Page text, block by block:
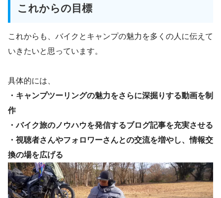
これからの目標
これからも、バイクとキャンプの魅力を多くの人に伝えて
いきたいと思っています。
具体的には、
・キャンプツーリングの魅力をさらに深掘りする動画を制
作
・バイク旅のノウハウを発信するブログ記事を充実させる
・視聴者さんやフォロワーさんとの交流を増やし、情報交
換の場を広げる